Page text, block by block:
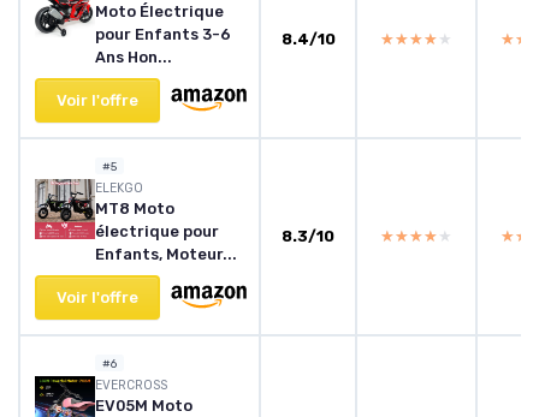
Moto Électrique
pour Enfants 3-6
Ans Hon...
Voir l'offre
8.4/10 ★★★★★
★★★★★
#5
ELEKGO
MT8 Moto
électrique pour
Enfants, Moteur...
Voir l'offre
8.3/10 ★★★★★
★★★★★
#6
EVERCROSS
EV05M Moto